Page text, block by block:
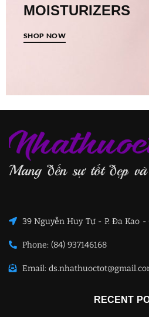
MOISTURIZERS
SHOP NOW
Mang đến sự tốt đẹp
39 Nguyễn Huy Tự - P. Đa Kao -
Phone: (84) 937146168
Email:
RECENT